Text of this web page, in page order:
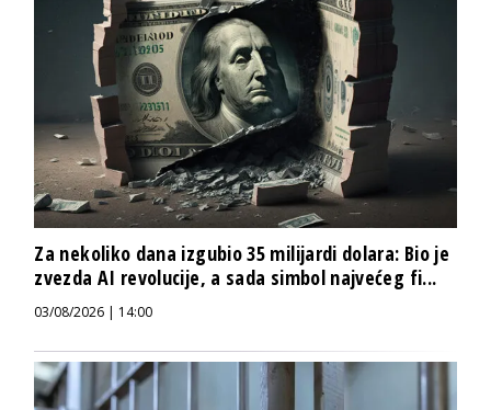
Za nekoliko dana izgubio 35 milijardi dolara: Bio je
zvezda AI revolucije, a sada simbol najvećeg fi...
03/08/2026 | 14:00